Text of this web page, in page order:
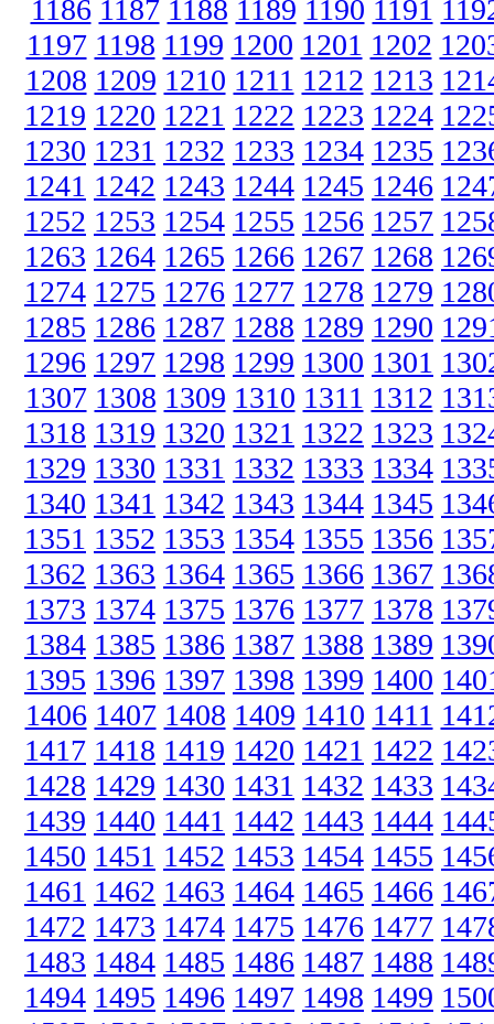
1186 1187 1188 1189 1190 1191
1197 1198 1199 1200 1201 1202
1208 1209 1210 1211 1212 1213
1219 1220 1221 1222 1223 1224
1230 1231 1232 1233 1234 1235
1241 1242 1243 1244 1245 1246
1252 1253 1254 1255 1256 1257
1263 1264 1265 1266 1267 1268
1274 1275 1276 1277 1278 1279
1285 1286 1287 1288 1289 1290
1296 1297 1298 1299 1300 1301
1307 1308 1309 1310 1311 1312
1318 1319 1320 1321 1322 1323
1329 1330 1331 1332 1333 1334
1340 1341 1342 1343 1344 1345
1351 1352 1353 1354 1355 1356
1362 1363 1364 1365 1366 1367
1373 1374 1375 1376 1377 1378
1384 1385 1386 1387 1388 1389
1395 1396 1397 1398 1399 1400
1406 1407 1408 1409 1410 1411
1417 1418 1419 1420 1421 1422
1428 1429 1430 1431 1432 1433
1439 1440 1441 1442 1443 1444
1450 1451 1452 1453 1454 1455
1461 1462 1463 1464 1465 1466
1472 1473 1474 1475 1476 1477
1483 1484 1485 1486 1487 1488
1494 1495 1496 1497 1498 1499